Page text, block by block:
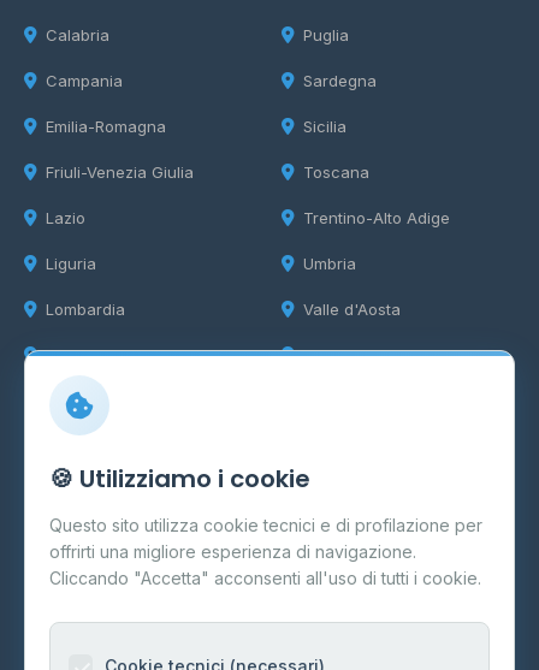
Calabria
Campania
Emilia-Romagna
Friuli-Venezia Giulia
Lazio
Liguria
Lombardia
Marche
Puglia
Sardegna
Sicilia
Toscana
Trentino-Alto Adige
Umbria
Valle d'Aosta
Veneto
Info
Cos'è il GPL
FAQ
Contatti
🍪 Utilizziamo i cookie
Questo sito utilizza cookie tecnici e di profilazione per
offrirti una migliore esperienza di navigazione.
Cliccando "Accetta" acconsenti all'uso di tutti i cookie.
Cookie tecnici (necessari)